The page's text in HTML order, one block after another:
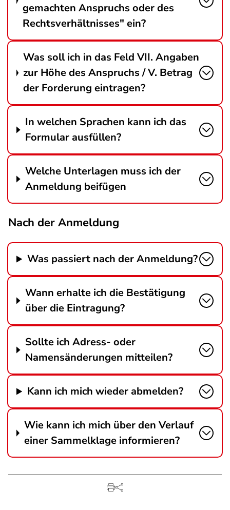
gemachten Anspruchs oder des
Rechtsverhältnisses" ein?
Was soll ich in das Feld VII. Angaben
zur Höhe des Anspruchs / V. Betrag
der Forderung eintragen?
In welchen Sprachen kann ich das
Formular ausfüllen?
Welche Unterlagen muss ich der
Anmeldung beifügen
Nach der Anmeldung
Was passiert nach der Anmeldung?
Wann erhalte ich die Bestätigung
über die Eintragung?
Sollte ich Adress- oder
Namensänderungen mitteilen?
Kann ich mich wieder abmelden?
Wie kann ich mich über den Verlauf
einer Sammelklage informieren?